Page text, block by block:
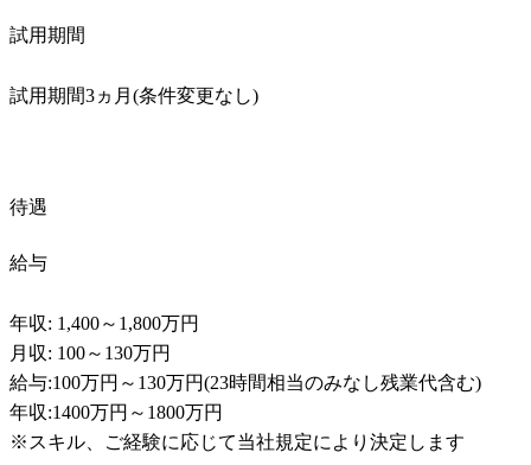
試用期間
試用期間3ヵ月(条件変更なし)
待遇
給与
年収: 1,400～1,800万円
月収: 100～130万円
給与:100万円～130万円(23時間相当のみなし残業代含む)
年収:1400万円～1800万円
※スキル、ご経験に応じて当社規定により決定します